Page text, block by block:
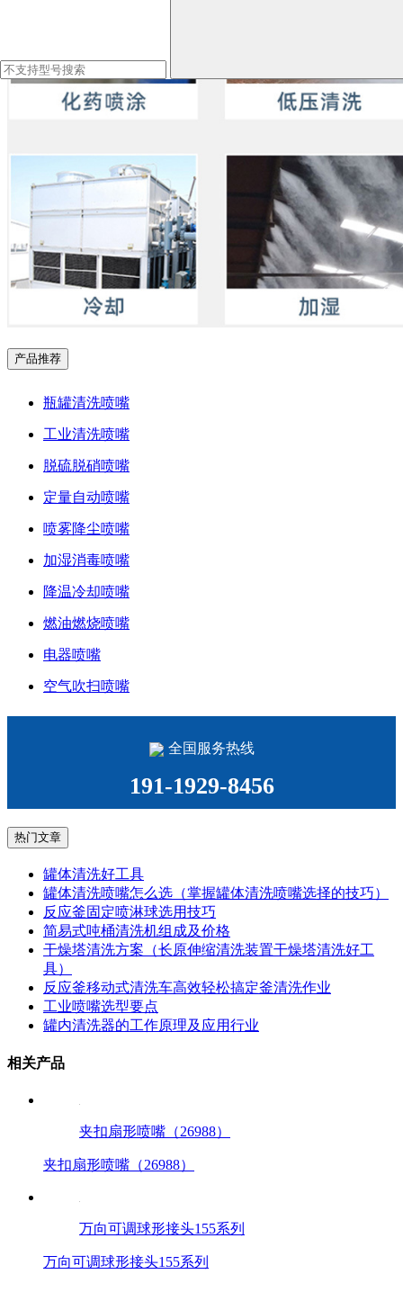
产品推荐
瓶罐清洗喷嘴
工业清洗喷嘴
脱硫脱硝喷嘴
定量自动喷嘴
喷雾降尘喷嘴
加湿消毒喷嘴
降温冷却喷嘴
燃油燃烧喷嘴
电器喷嘴
空气吹扫喷嘴
全国服务热线
191-1929-8456
热门文章
罐体清洗好工具
罐体清洗喷嘴怎么选（掌握罐体清洗喷嘴选择的技巧）
反应釜固定喷淋球选用技巧
简易式吨桶清洗机组成及价格
干燥塔清洗方案（长原伸缩清洗装置干燥塔清洗好工
具）
反应釜移动式清洗车高效轻松搞定釜清洗作业
工业喷嘴选型要点
罐内清洗器的工作原理及应用行业
相关产品
夹扣扇形喷嘴（26988）
夹扣扇形喷嘴（26988）
万向可调球形接头155系列
万向可调球形接头155系列